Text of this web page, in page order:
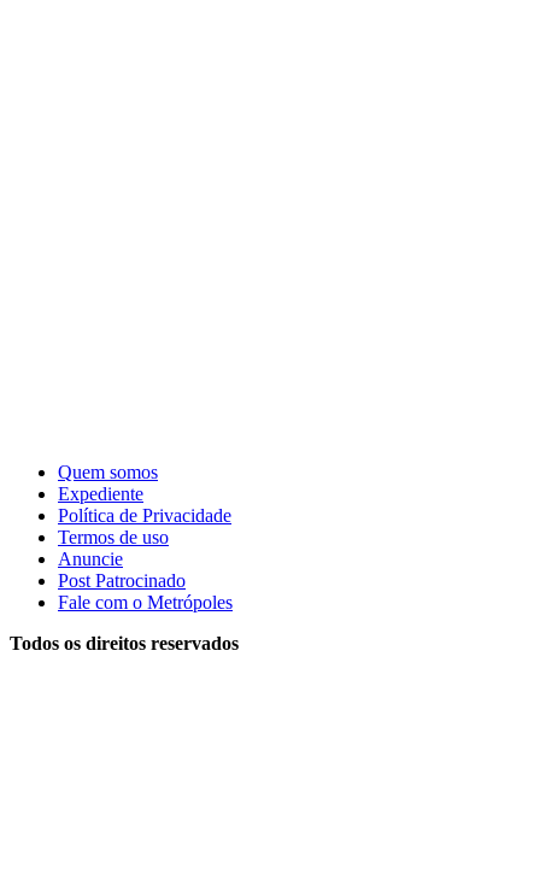
Quem somos
Expediente
Política de Privacidade
Termos de uso
Anuncie
Post Patrocinado
Fale com o Metrópoles
Todos os direitos reservados